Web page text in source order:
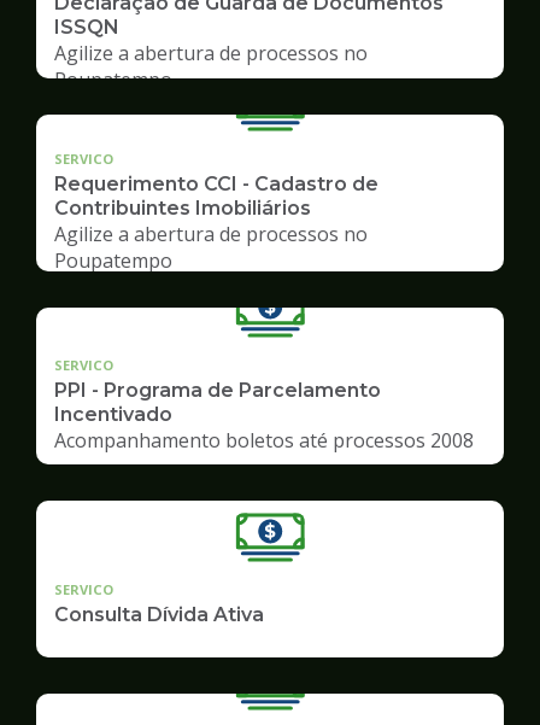
ISSQN
Agilize a abertura de processos no
Poupatempo
SERVICO
Requerimento CCI - Cadastro de
Contribuintes Imobiliários
Agilize a abertura de processos no
Poupatempo
SERVICO
PPI - Programa de Parcelamento
Incentivado
Acompanhamento boletos até processos 2008
SERVICO
Consulta Dívida Ativa